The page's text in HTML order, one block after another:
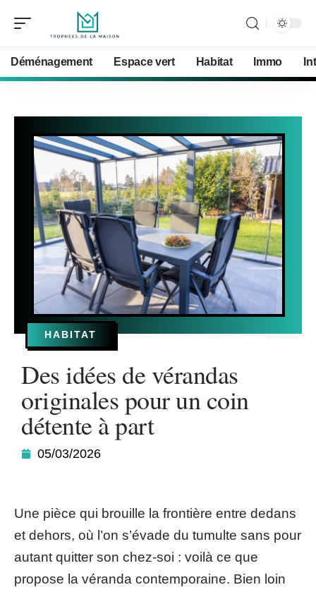
Déménagement Espace vert Habitat Immo
HABITAT
Des idées de vérandas
originales pour un coin
détente à part
05/03/2026
Une pièce qui brouille la frontière entre dedans
et dehors, où l’on s’évade du tumulte sans pour
autant quitter son chez-soi : voilà ce que
propose la véranda contemporaine. Bien loin